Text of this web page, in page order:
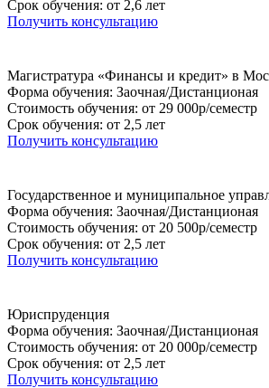
Срок обучения: от 2,6 лет
Получить консультацию
Магистратура «Финансы и кредит» в
Форма обучения: Заочная/Дистанционая
Стоимость обучения: от 29 000р/семестр
Срок обучения: от 2,5 лет
Получить консультацию
Государственное и муниципальное
Форма обучения: Заочная/Дистанционая
Стоимость обучения: от 20 500р/семестр
Срок обучения: от 2,5 лет
Получить консультацию
Юриспруденция
Форма обучения: Заочная/Дистанционая
Стоимость обучения: от 20 000р/семестр
Срок обучения: от 2,5 лет
Получить консультацию